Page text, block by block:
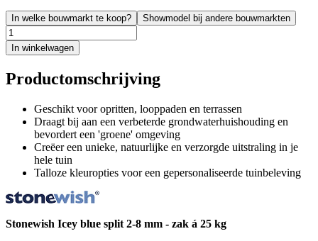
In welke bouwmarkt te koop? Showmodel bij andere bouwmarkten
In winkelwagen
Productomschrijving
Geschikt voor opritten, looppaden en terrassen
Draagt bij aan een verbeterde grondwaterhuishouding en
bevordert een 'groene' omgeving
Creëer een unieke, natuurlijke en verzorgde uitstraling in je
hele tuin
Talloze kleuropties voor een gepersonaliseerde tuinbeleving
Stonewish Icey blue split 2-8 mm - zak á 25 kg